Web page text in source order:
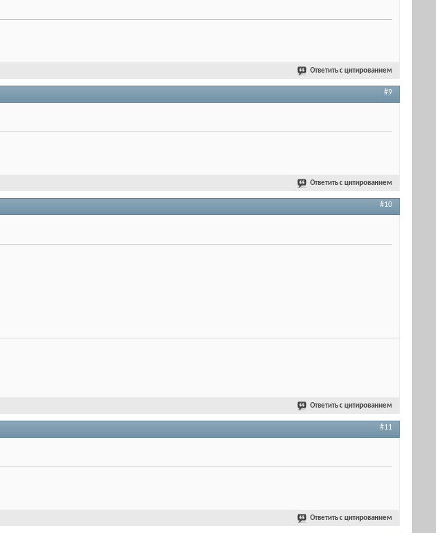
Ответить с цитированием
#9
Ответить с цитированием
#10
Ответить с цитированием
#11
Ответить с цитированием